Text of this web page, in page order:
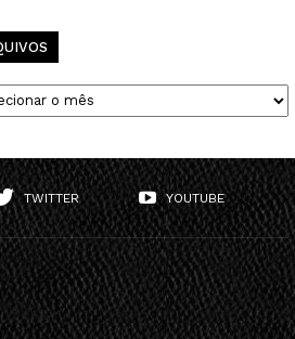
TWITTER YOUTUBE